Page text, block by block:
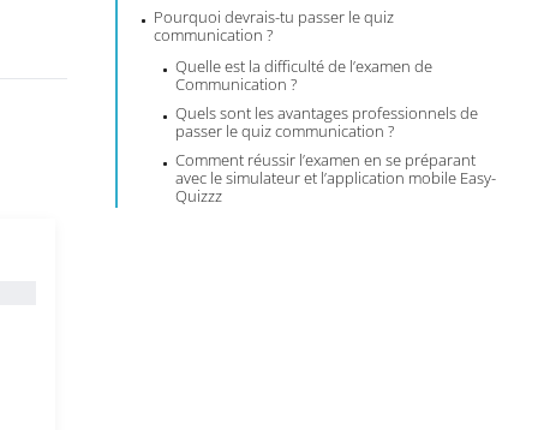
Pourquoi devrais-tu passer le quiz
communication ?
Quelle est la difficulté de l’examen de
Communication ?
Quels sont les avantages professionnels de
passer le quiz communication ?
Comment réussir l’examen en se préparant
avec le simulateur et l’application mobile Easy-
Quizzz